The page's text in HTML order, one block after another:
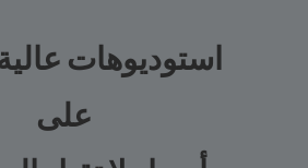
استوديوهات عالية
على